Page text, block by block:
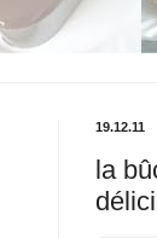
19.12.11
la